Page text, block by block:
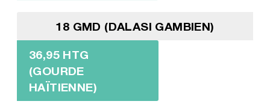
18 GMD (DALASI GAMBIEN)
36,95 HTG
(GOURDE
HAÏTIENNE)